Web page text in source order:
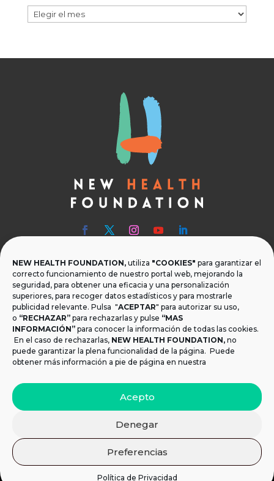
NEW HEALTH FOUNDATION, utiliza "COOKIES" para garantizar el
correcto funcionamiento de nuestro portal web, mejorando la
seguridad, para obtener una eficacia y una personalización
superiores, para recoger datos estadísticos y para mostrarle
publicidad relevante. Pulsa "ACEPTAR" para autorizar su uso,
o “RECHAZAR” para rechazarlas y pulse “MAS
INFORMACIÓN” para conocer la información de todas las cookies.
En el caso de rechazarlas, NEW HEALTH FOUNDATION, no
puede garantizar la plena funcionalidad de la página. Puede
obtener más información a pie de página en nuestra
Acepto
Denegar
Preferencias
Política de Privacidad
Archivos
 Teléfono
T.+34 954 219 597
 Dónde estamos
Calle Monsalves 35 Local 2. 41001, Sevilla.
España
 Email
info@newhealthfoundation.org
Aviso legal y Política de Privacidad|Política de
cookies
© 2021 New Health Foundation. Todos los derechos